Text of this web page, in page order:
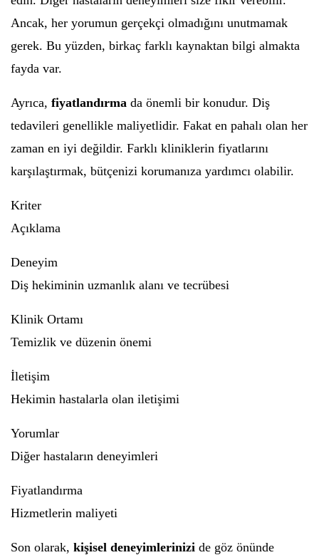
Ancak, her yorumun gerçekçi olmadığını unutmamak
gerek. Bu yüzden, birkaç farklı kaynaktan bilgi almakta
fayda var.
Ayrıca, fiyatlandırma da önemli bir konudur. Diş
tedavileri genellikle maliyetlidir. Fakat en pahalı olan her
zaman en iyi değildir. Farklı kliniklerin fiyatlarını
karşılaştırmak, bütçenizi korumanıza yardımcı olabilir.
Kriter
Açıklama
Deneyim
Diş hekiminin uzmanlık alanı ve tecrübesi
Klinik Ortamı
Temizlik ve düzenin önemi
İletişim
Hekimin hastalarla olan iletişimi
Yorumlar
Diğer hastaların deneyimleri
Fiyatlandırma
Hizmetlerin maliyeti
Son olarak, kişisel deneyimlerinizi de göz önünde